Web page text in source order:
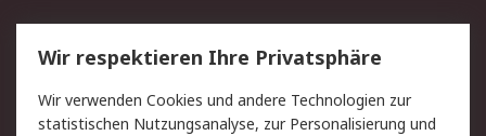
Service
Value Added Services
Lieferlösungen
Rücksendungen
Kontakt
Wir respektieren Ihre Privatsphäre
Wir verwenden Cookies und andere Technologien zur
statistischen Nutzungsanalyse, zur Personalisierung und